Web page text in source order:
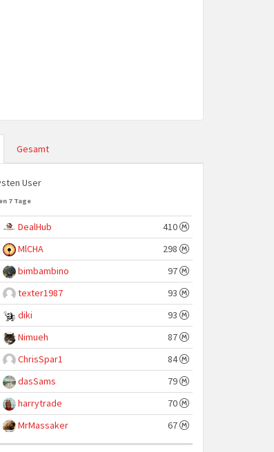
Gesamt
User
7 Tage
DealHub
410
MlCHA
298
bimbambino
97
texter1987
93
diki
93
Nimueh
87
ChrisSpar1
84
dasSams
79
harrytrade
70
MrMassaker 67